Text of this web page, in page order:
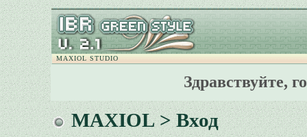
MAXIOL STUDIO
Здравствуйте,
MAXIOL> Вход